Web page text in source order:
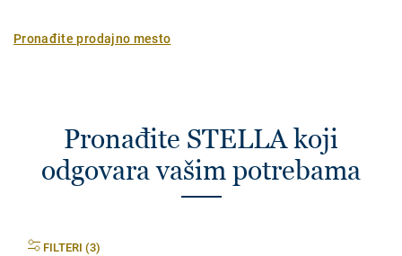
Pronađite prodajno mesto
Pronađite STELLA koji
odgovara vašim potrebama
FILTERI (3)